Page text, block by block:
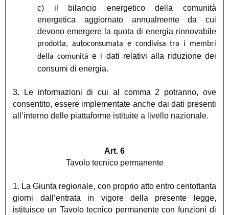
c) il bilancio energetico della comunità
energetica aggiornato annualmente da cui
devono emergere la quota di energia rinnovabile
prodotta, autoconsumata e condivisa tra i membri
della comunità e i dati relativi alla riduzione dei
consumi di energia.
3. Le informazioni di cui al comma 2 potranno, ove
consentito, essere implementate anche dai dati presenti
all’interno delle piattaforme istituite a livello nazionale.
Art. 6
Tavolo tecnico permanente
1. La Giunta regionale, con proprio atto entro centottanta
giorni dall’entrata in vigore della presente legge,
istituisce un Tavolo tecnico permanente con funzioni di